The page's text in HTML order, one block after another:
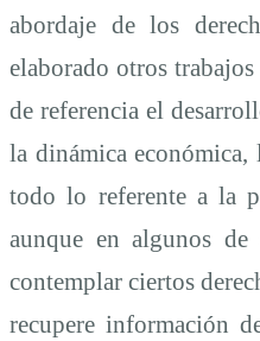
abordaje de los
elaborado otros
de referencia el
la dinámica económica,
todo lo referente a la
aunque en algunos de
contemplar ciertos
recupere información